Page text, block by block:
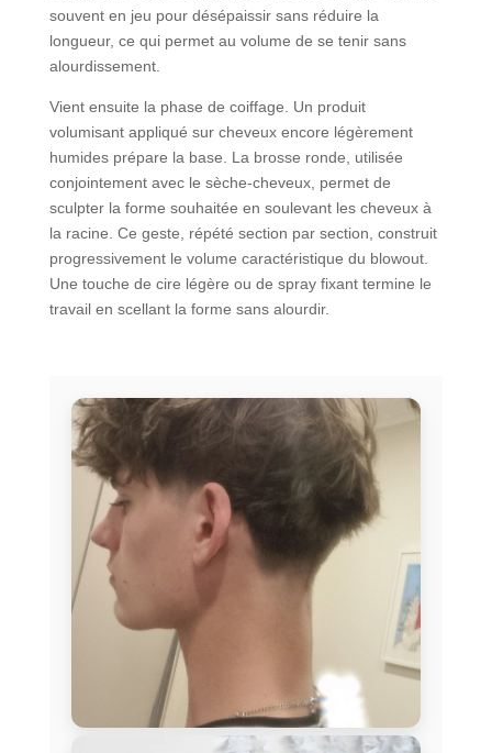
souvent en jeu pour désépaissir sans réduire la
longueur, ce qui permet au volume de se tenir sans
alourdissement.
Vient ensuite la phase de coiffage. Un produit
volumisant appliqué sur cheveux encore légèrement
humides prépare la base. La brosse ronde, utilisée
conjointement avec le sèche-cheveux, permet de
sculpter la forme souhaitée en soulevant les cheveux à
la racine. Ce geste, répété section par section, construit
progressivement le volume caractéristique du blowout.
Une touche de cire légère ou de spray fixant termine le
travail en scellant la forme sans alourdir.